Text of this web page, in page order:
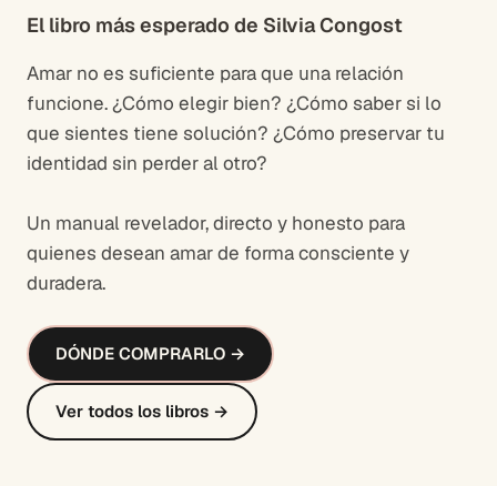
El libro más esperado de Silvia Congost
Amar no es suficiente para que una relación
funcione. ¿Cómo elegir bien? ¿Cómo saber si lo
que sientes tiene solución? ¿Cómo preservar tu
identidad sin perder al otro?
Un manual revelador, directo y honesto para
quienes desean amar de forma consciente y
duradera.
DÓNDE COMPRARLO →
Ver todos los libros →